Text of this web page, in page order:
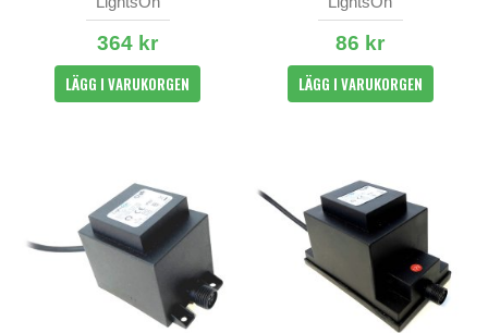
364 kr
LÄGG I VARUKORGEN
86 kr
LÄGG I VARUKORGEN